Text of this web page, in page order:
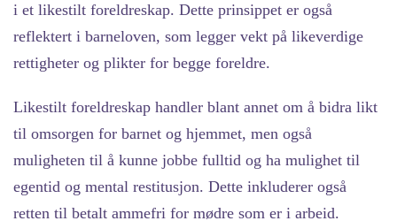
i et likestilt foreldreskap. Dette prinsippet er også
reflektert i barneloven, som legger vekt på likeverdige
rettigheter og plikter for begge foreldre.
Likestilt foreldreskap handler blant annet om å bidra likt
til omsorgen for barnet og hjemmet, men også
muligheten til å kunne jobbe fulltid og ha mulighet til
egentid og mental restitusjon. Dette inkluderer også
retten til betalt ammefri for mødre som er i arbeid.